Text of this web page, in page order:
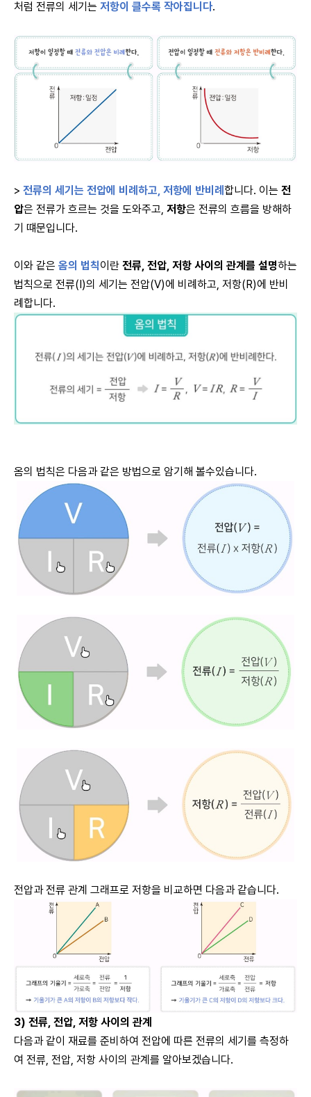
처럼 전류의 세기는 저항이 클수록 작아집니다.
> 전류의 세기는 전압에 비례하고, 저항에 반비례 합니다. 이는 전
압은 전류가 흐르는 것을 도와주고, 저항은 전류의 흐름을 방해하
기 떄문입니다.
이와 같은 옴의 법칙이란 전류, 전압, 저항 사이의 관계를 설명하는
법칙으로 전류( )의 세기는 전압(V)에 비례하고, 저항( R)에 반비
례합니다.
옴의 법칙은 다음과 같은 방법으로 암기해 볼수있습니다.
전압과 전류 관계 그래프로 저항을 비교하면 다음과 같습니다.
3) 전류, 전압, 저항 사이의 관계
다음과 같이 재료를 준비하여 전압에 따른 전류의 세기를 측정하
여 전류, 전압, 저항 사이의 관계를 알아보겠습니다.